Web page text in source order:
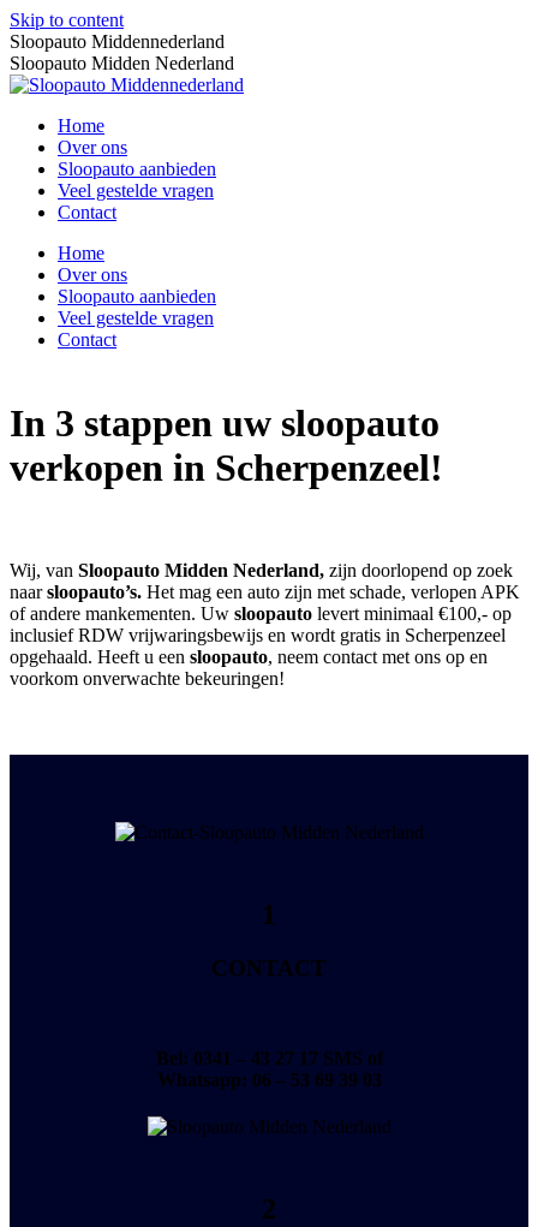
Skip to content
Sloopauto Middennederland
Sloopauto Midden Nederland
Home
Over ons
Sloopauto aanbieden
Veel gestelde vragen
Contact
Home
Over ons
Sloopauto aanbieden
Veel gestelde vragen
Contact
In 3 stappen uw sloopauto
verkopen in Scherpenzeel!
Wij, van Sloopauto Midden Nederland, zijn doorlopend op zoek
naarsloopauto’s. Het mag een auto zijn met schade, verlopen APK
of andere mankementen. Uw sloopauto levert minimaal €100,- op
inclusief RDW vrijwaringsbewijs en wordt gratis in Scherpenzeel
opgehaald. Heeft u een sloopauto, neem contact met ons op en
voorkom onverwachte bekeuringen!
1
CONTACT
Bel: 0341 – 43 27 17 SMS of
Whatsapp: 06 – 53 69 39 03
2